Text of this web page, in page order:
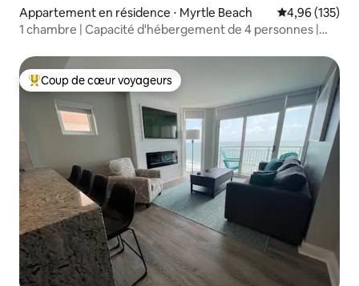
Appartement en résidence ⋅ Myrtle Beach Évaluation
4,96 (135)
1 chambre | Capacité d'hébergement de 4 personnes |
Coups de cœur voyageurs les plus appréciés
Coup de cœur voyageurs